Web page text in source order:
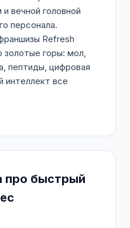
вечной головной
персонала.
Refresh
золотые горы: мол,
пептиды, цифровая
интеллект все
про быстрый